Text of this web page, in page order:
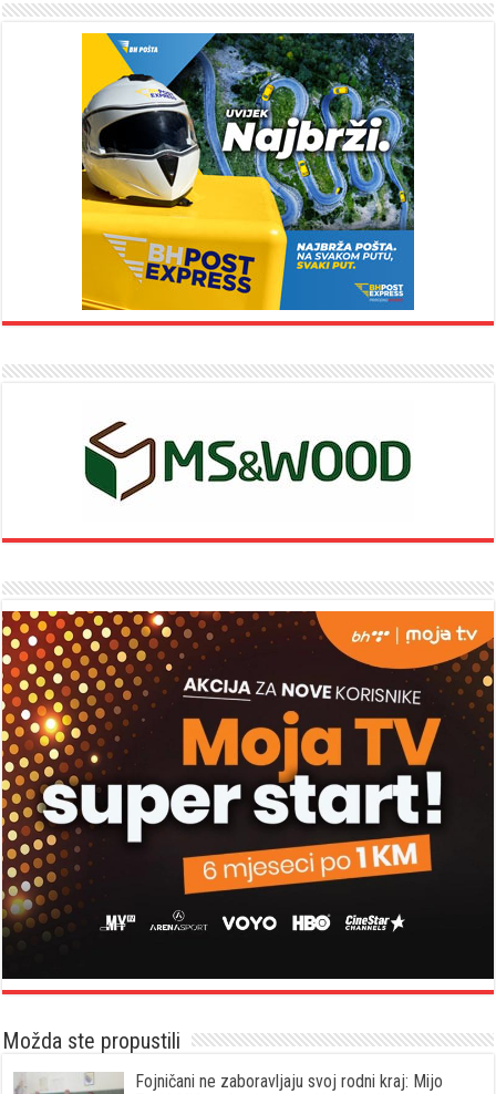
Možda ste propustili
Fojničani ne zaboravljaju svoj rodni kraj: Mijo